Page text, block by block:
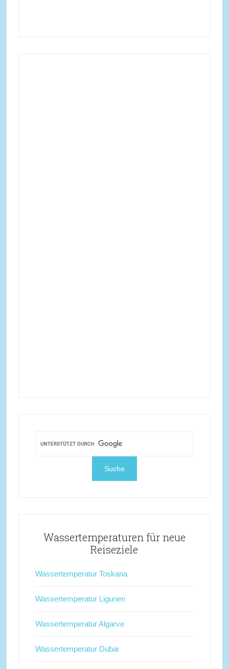
Wassertemperaturen für neue
Reiseziele
Wassertemperatur Toskana
Wassertemperatur Ligurien
Wassertemperatur Algarve
Wassertemperatur Dubai